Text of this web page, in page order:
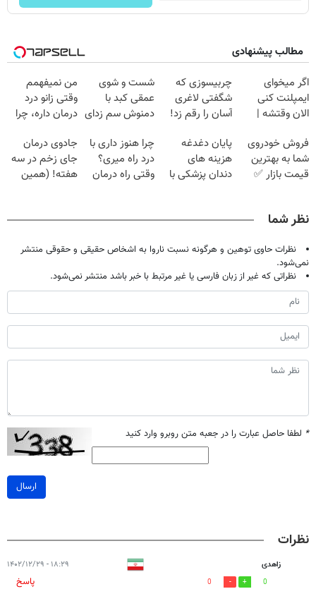
مطالب پیشنهادی
اگر میخوای
ایمپلنت کنی
الان وقتشه |
میلیون تومان!!!
چربیسوزی که
شگفتی لاغری
آسان را رقم زد!
شست و شوی
عمقی کبد با
دمنوش سم زدای
من نمیفهمم
وقتی زانو درد
درمان داره، چرا
تحمل میکنی؟❗
فروش خودروی
شما به بهترین
قیمت بازار ✅
پایان دغدغه
هزینه های
دندان پزشکی با
چرا هنوز داری با
درد راه میری؟
وقتی راه درمان
جادوی درمان
جای زخم در سه
هفته! (همین
نظر شما
نظرات حاوی توهین و هرگونه نسبت ناروا به اشخاص حقیقی و حقوقی منتشر
نمی‌شود.
نظراتی که غیر از زبان فارسی یا غیر مرتبط با خبر باشد منتشر نمی‌شود.
* لطفا حاصل عبارت را در جعبه متن روبرو وارد کنید
ارسال
نظرات
زاهدی ۱۸:۲۹ - ۱۴۰۲/۱۲/۲۹
0
0 پاسخ